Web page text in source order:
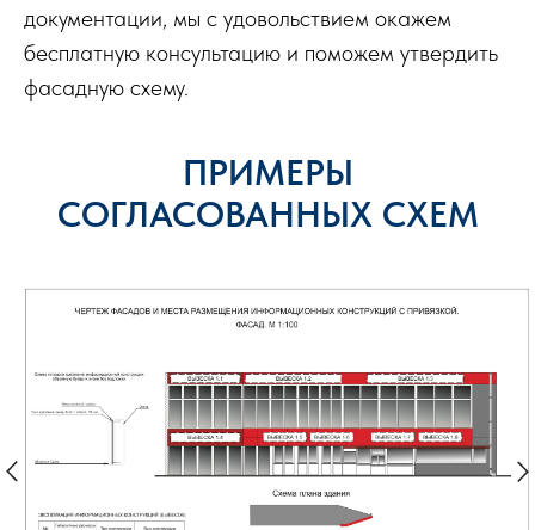
документации, мы с удовольствием окажем
бесплатную консультацию и поможем утвердить
фасадную схему.
ПРИМЕРЫ
СОГЛАСОВАННЫХ СХЕМ